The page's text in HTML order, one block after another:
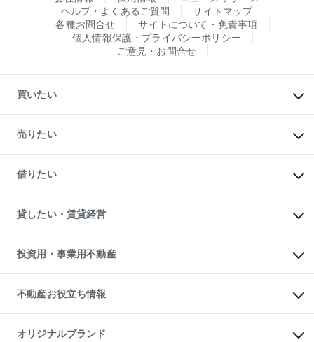
ヘルプ・よくあるご質問
サイトマップ
各種お問合せ
サイトについて・免責事項
個人情報保護・プライバシーポリシー
ご意見・お問合せ
買いたい
新築・分譲マンションの購入
中古マンションの購入
一戸建ての購入
中古一戸建ての購入
不動産購入の流れ
注目キーワード物件特集
購入ガイド
English 繁体中文簡体中文
売りたい
一戸建ての売却・査定
土地の売却・査定
スピードAI査定
不動産査定について
不動産売却の流れ
不動産買換えの流れ
売却ガイド
借りたい
オフィス・店舗の賃貸
借りるときの流れ
借りるガイド
貸したい・賃貸経営
マンション賃料データ
賃貸管理プラン
リロケーションについて
貸すガイド
投資用・事業用不動産
事業用不動産
マンション投資
投資用マンション
アパート経営
不動産お役立ち情報
マンションライブラリー
オリジナルブランド